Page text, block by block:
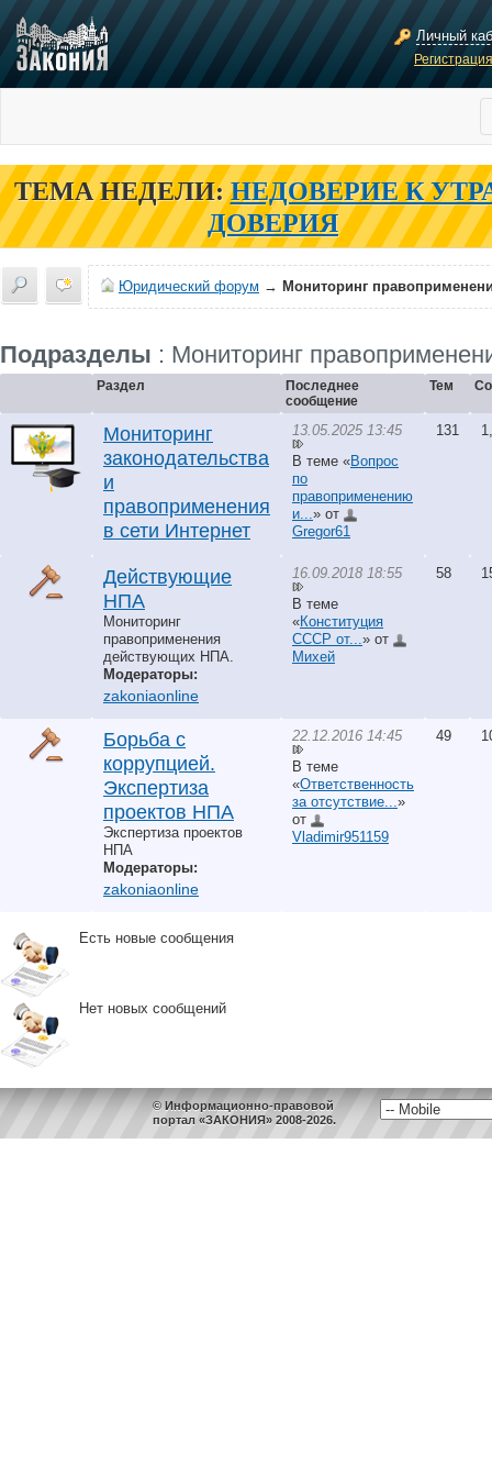
Личный
ТЕМА НЕДЕЛИ: НЕДОВЕРИЕ К
ДОВЕРИЯ
Юридический форум → Мониторинг
Подразделы : Мониторинг
Раздел
Последнее
сообщение
Тем
Мониторинг
законодательства
и
правоприменения
в сети Интернет
13.05.2025 13:45
В теме «Вопрос
по
правоприменению
и...» от
Gregor61
131
Действующие
НПА
Мониторинг
правоприменения
действующих НПА.
Модераторы:
zakoniaonline
16.09.2018 18:55
В теме
«Конституция
СССР от...» от
Михей
58
Борьба с
коррупцией.
Экспертиза
проектов НПА
Экспертиза проектов
НПА
Модераторы:
zakoniaonline
22.12.2016 14:45
В теме
«Ответственность
за отсутствие...»
от
Vladimir951159
49
Есть новые сообщения
Нет новых сообщений
© Информационно-правовой
портал «ЗАКОНИЯ» 2008-2026.